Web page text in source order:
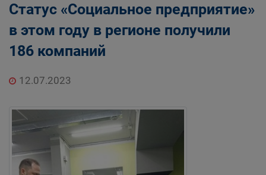
Статус «Социальное предприятие»
в этом году в регионе получили
186 компаний
12.07.2023